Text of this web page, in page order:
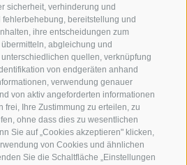
sicherheit, verhinderung und
bereitstellung und
ihre entscheidungen zum
abgleichung und
quellen, verknüpfung
von endgeräten anhand
verwendung genauer
von aktiv angeforderten informationen
frei, Ihre Zustimmung zu erteilen, zu
ohne dass dies zu wesentlichen
Sie auf „Cookies akzeptieren" klicken,
von Cookies und ähnlichen
Sie die Schaltfläche „Einstellungen